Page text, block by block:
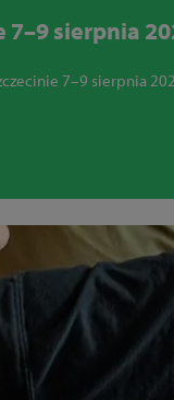
7–9 sierpnia
7–9 sierpnia